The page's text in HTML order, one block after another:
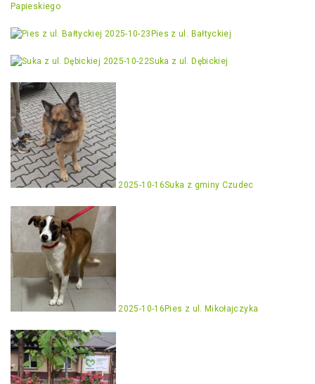
Papieskiego
2025-10-23 Pies z ul. Bałtyckiej
2025-10-22Suka z ul. Dębickiej
2025-10-16Suka z gminy Czudec
2025-10-16 Pies z ul. Mikołajczyka